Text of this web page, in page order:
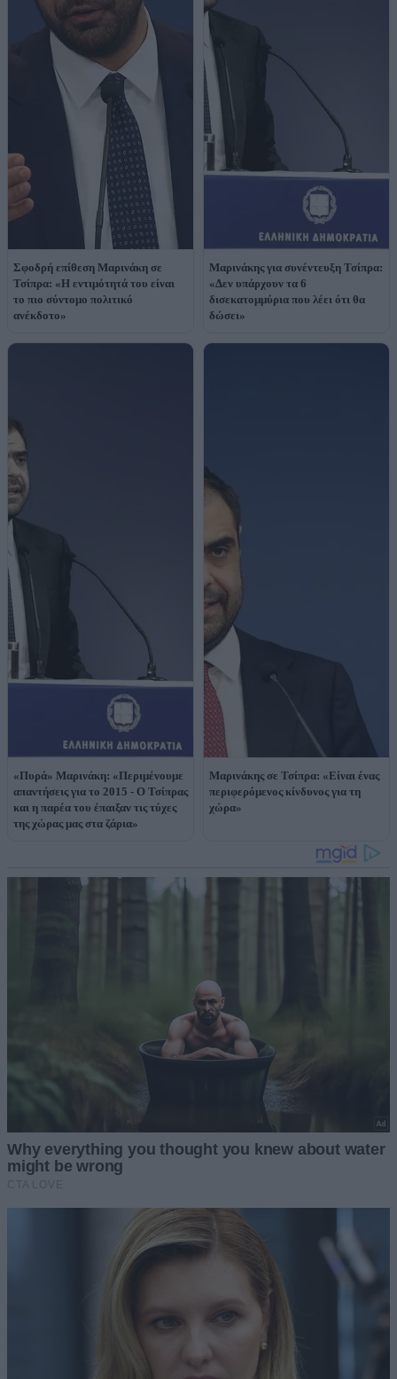
Σφοδρή επίθεση Μαρινάκη σε
Τσίπρα: «Η εντιμότητά του είναι
το πιο σύντομο πολιτικό
ανέκδοτο»
Μαρινάκης για συνέντευξη Τσίπρα:
«Δεν υπάρχουν τα 6
δισεκατομμύρια που λέει ότι θα
δώσει»
«Πυρά» Μαρινάκη: «Περιμένουμε
απαντήσεις για το 2015 - Ο Τσίπρας
και η παρέα του έπαιξαν τις τύχες
της χώρας μας στα ζάρια»
Μαρινάκης σε Τσίπρα: «Είναι ένας
περιφερόμενος κίνδυνος για τη
χώρα»